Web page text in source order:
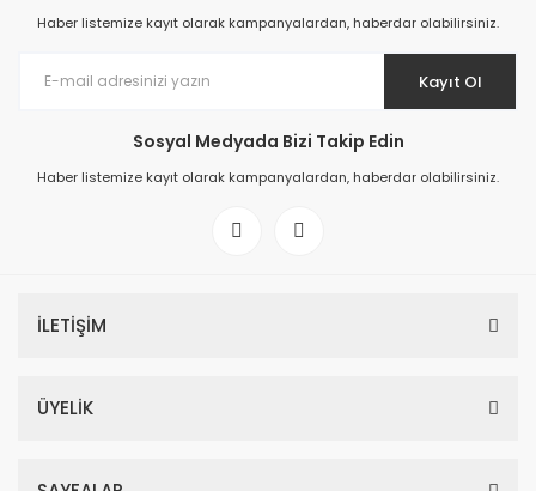
Haber listemize kayıt olarak kampanyalardan, haberdar olabilirsiniz.
Kayıt Ol
Sosyal Medyada Bizi Takip Edin
Haber listemize kayıt olarak kampanyalardan, haberdar olabilirsiniz.
İLETİŞİM
ÜYELİK